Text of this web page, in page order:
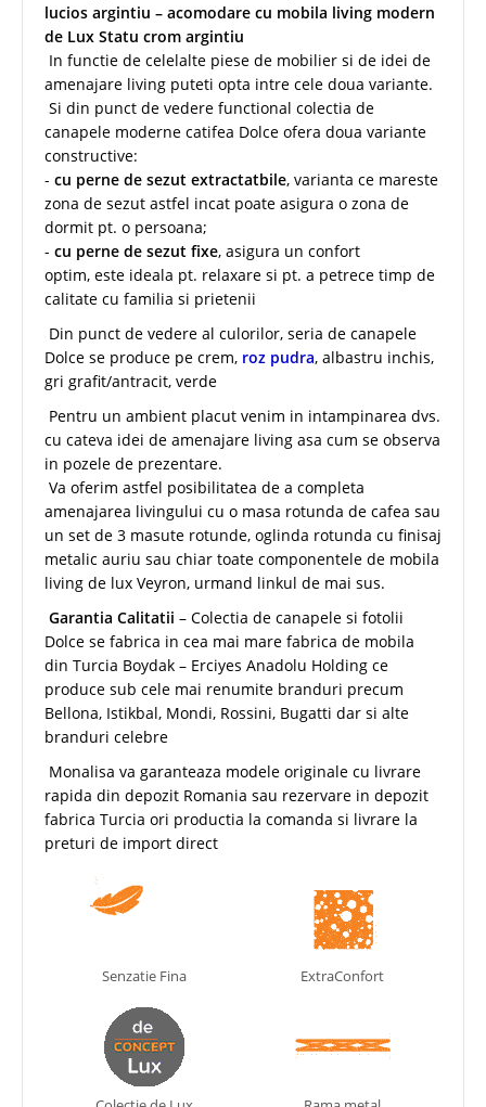
lucios argintiu – acomodare cu mobila living modern
de Lux Statu crom argintiu
In functie de celelalte piese de mobilier si de idei de
amenajare living puteti opta intre cele doua variante.
Si din punct de vedere functional colectia de
canapele moderne catifea Dolce ofera doua variante
constructive:
- cu perne de sezut extractatbile, varianta ce mareste
zona de sezut astfel incat poate asigura o zona de
dormit pt. o persoana;
- cu perne de sezut fixe, asigura un confort
optim, este ideala pt. relaxare si pt. a petrece timp de
calitate cu familia si prietenii
Din punct de vedere al culorilor, seria de canapele
Dolce se produce pe crem, roz pudra, albastru inchis,
gri grafit/antracit, verde
Pentru un ambient placut venim in intampinarea dvs.
cu cateva idei de amenajare living asa cum se observa
in pozele de prezentare.
Va oferim astfel posibilitatea de a completa
amenajarea livingului cu o masa rotunda de cafea sau
un set de 3 masute rotunde, oglinda rotunda cu finisaj
metalic auriu sau chiar toate componentele de mobila
living de lux Veyron, urmand linkul de mai sus.
Garantia Calitatii – Colectia de canapele si fotolii
Dolce se fabrica in cea mai mare fabrica de mobila
din Turcia Boydak – Erciyes Anadolu Holding ce
produce sub cele mai renumite branduri precum
Bellona, Istikbal, Mondi, Rossini, Bugatti dar si alte
branduri celebre
Monalisa va garanteaza modele originale cu livrare
rapida din depozit Romania sau rezervare in depozit
fabrica Turcia ori productia la comanda si livrare la
preturi de import direct
Senzatie Fina ExtraConfort